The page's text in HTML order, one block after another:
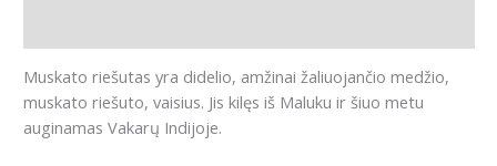
Muskato riešutas yra didelio, amžinai žaliuojančio medžio,
muskato riešuto, vaisius. Jis kilęs iš Maluku ir šiuo metu
auginamas Vakarų Indijoje.